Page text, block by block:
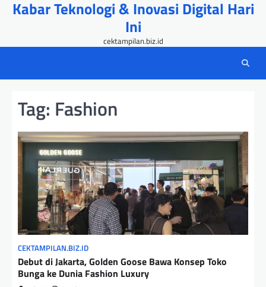
SkipKabar Teknologi & Inovasi Digital Hari
Ini
cektampilan.biz.id
Tag: Fashion
CEKTAMPILAN.BIZ.ID
Debut di Jakarta, Golden Goose Bawa Konsep Toko
Bunga ke Dunia Fashion Luxury